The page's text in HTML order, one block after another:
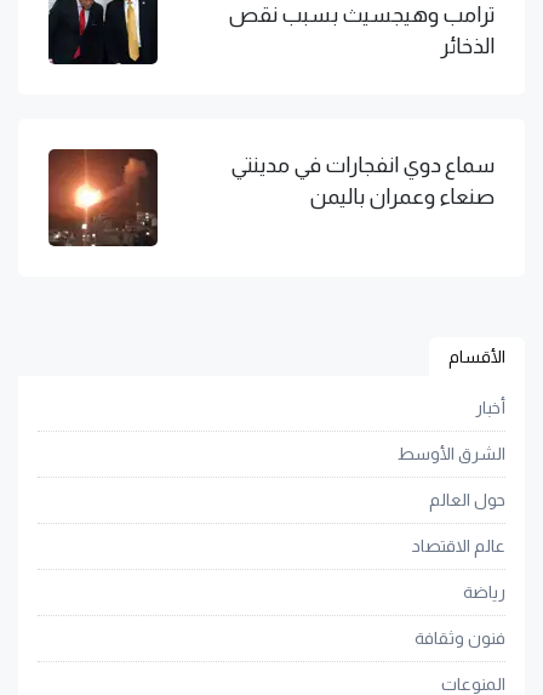
ترامب وهيجسيث بسبب نقص
الذخائر
سماع دوي انفجارات في مدينتي
صنعاء وعمران باليمن
الأقسام
أخبار
الشرق الأوسط
حول العالم
عالم الاقتصاد
رياضة
فنون وثقافة
المنوعات